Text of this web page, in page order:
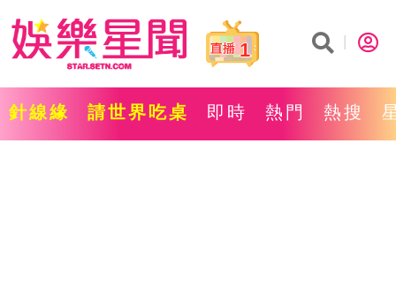
1
針線緣 請世界吃桌 即時 熱門 熱搜